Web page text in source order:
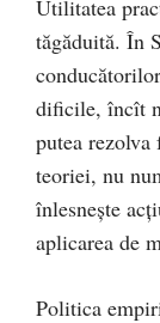
Utilitatea
tăgăduită. În
dificile, încît
putea rezolva
teoriei, nu
înlesneşte
aplicarea de
Politica